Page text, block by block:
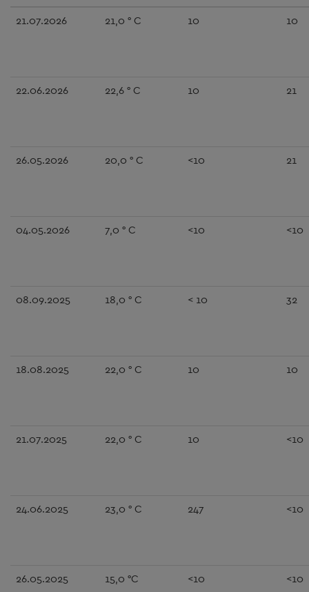
21.07.2026 21,0 ° C 10 10
22.06.2026 22,6 ° C 10 21
26.05.2026 20,0 ° C <10 21
04.05.2026 7,0 ° C <10 <10
08.09.2025 18,0 ° C < 10 32
18.08.2025 22,0 ° C 10 10
21.07.2025 22,0 ° C 10 <10
24.06.2025 23,0 ° C 247 <10
26.05.2025 15,0 °C <10 <10